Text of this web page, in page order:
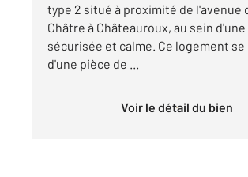
type 2 situé à proximité de l'avenue
Châtre à Châteauroux, au sein
sécurisée et calme. Ce logement se
d'une pièce de ...
Voir le détail du bien